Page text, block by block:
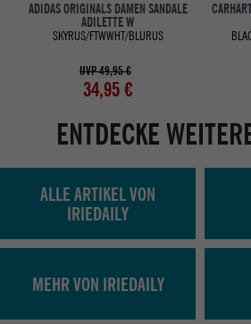
ADIDAS ORIGINALS DAMEN SANDALE
ADILETTE W
SKYRUS/FTWWHT/BLURUS
UVP 49,95 €
34,95 €
ENTDECKE
ALLE ARTIKEL VON
IRIEDAILY
MEHR VON IRIEDAILY